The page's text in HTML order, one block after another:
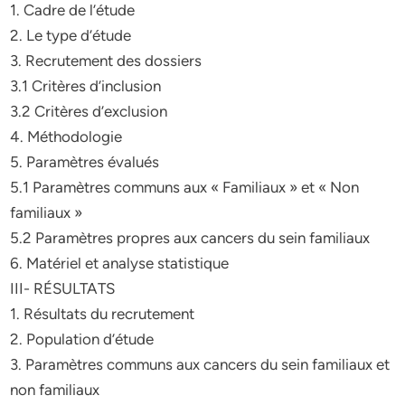
1. Cadre de l’étude
2. Le type d’étude
3. Recrutement des dossiers
3.1 Critères d’inclusion
3.2 Critères d’exclusion
4. Méthodologie
5. Paramètres évalués
5.1 Paramètres communs aux « Familiaux » et « Non
familiaux »
5.2 Paramètres propres aux cancers du sein familiaux
6. Matériel et analyse statistique
III- RÉSULTATS
1. Résultats du recrutement
2. Population d’étude
3. Paramètres communs aux cancers du sein familiaux et
non familiaux